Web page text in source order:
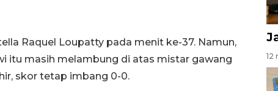
Raquel Loupatty pada menit ke-37. Namun,
itu masih melambung di atas mistar gawang
skor tetap imbang 0-0.
12